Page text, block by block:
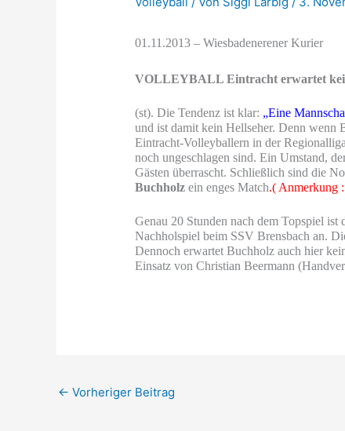
01.11.2013 – Wiesbadenerener Kurier
VOLLEYBALL Eintracht erwartet
(st). Die Tendenz ist klar: „Eine
und ist damit kein Hellseher. Denn wenn
Eintracht-Volleyballern in der
noch ungeschlagen sind. Ein Umstand,
Gästen überrascht. Schließlich sind die
Buchholz ein enges Match.( Anmerkung
Genau 20 Stunden nach dem Topspiel
Nachholspiel beim SSV Brensbach an.
Dennoch erwartet Buchholz auch hier
Einsatz von Christian Beermann
← Vorheriger Beitrag